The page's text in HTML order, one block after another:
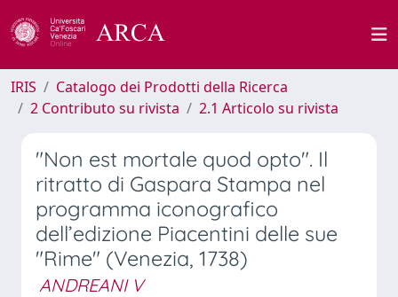
IRIS
Catalogo dei Prodotti della Ricerca
2 Contributo su rivista
2.1 Articolo su rivista
"Non est mortale quod opto". Il
ritratto di Gaspara Stampa nel
programma iconografico
dell’edizione Piacentini delle sue
"Rime" (Venezia, 1738)
ANDREANI V